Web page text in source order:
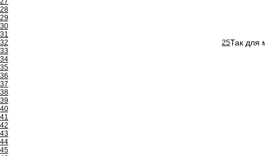
28
29
30
31
32
33
34
35
36
37
38
39
40
41
42
43
44
45
25Так для